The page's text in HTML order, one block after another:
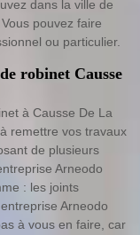
dans la ville de
pouvez faire
ou particulier.
robinet Causse
à Causse De La
remettre vos travaux
de plusieurs
Arneodo
: les joints
Arneodo
à vous en faire, car